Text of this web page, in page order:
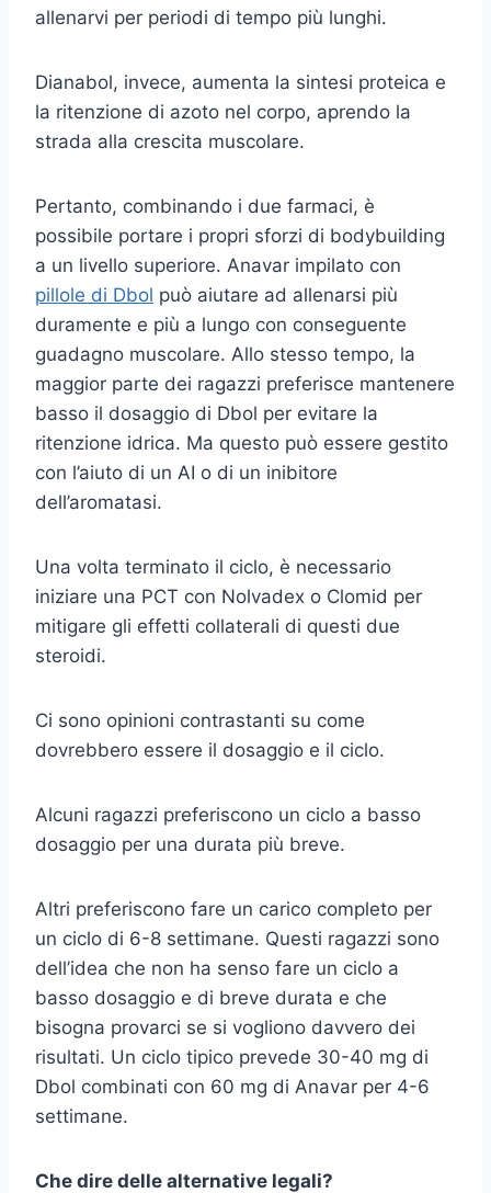
allenarvi per periodi di tempo più lunghi.
Dianabol, invece, aumenta la sintesi proteica e
la ritenzione di azoto nel corpo, aprendo la
strada alla crescita muscolare.
Pertanto, combinando i due farmaci, è
possibile portare i propri sforzi di bodybuilding
a un livello superiore. Anavar impilato con
pillole di Dbol può aiutare ad allenarsi più
duramente e più a lungo con conseguente
guadagno muscolare. Allo stesso tempo, la
maggior parte dei ragazzi preferisce mantenere
basso il dosaggio di Dbol per evitare la
ritenzione idrica. Ma questo può essere gestito
con l’aiuto di un AI o di un inibitore
dell’aromatasi.
Una volta terminato il ciclo, è necessario
iniziare una PCT con Nolvadex o Clomid per
mitigare gli effetti collaterali di questi due
steroidi.
Ci sono opinioni contrastanti su come
dovrebbero essere il dosaggio e il ciclo.
Alcuni ragazzi preferiscono un ciclo a basso
dosaggio per una durata più breve.
Altri preferiscono fare un carico completo per
un ciclo di 6-8 settimane. Questi ragazzi sono
dell’idea che non ha senso fare un ciclo a
basso dosaggio e di breve durata e che
bisogna provarci se si vogliono davvero dei
risultati. Un ciclo tipico prevede 30-40 mg di
Dbol combinati con 60 mg di Anavar per 4-6
settimane.
Che dire delle alternative legali?